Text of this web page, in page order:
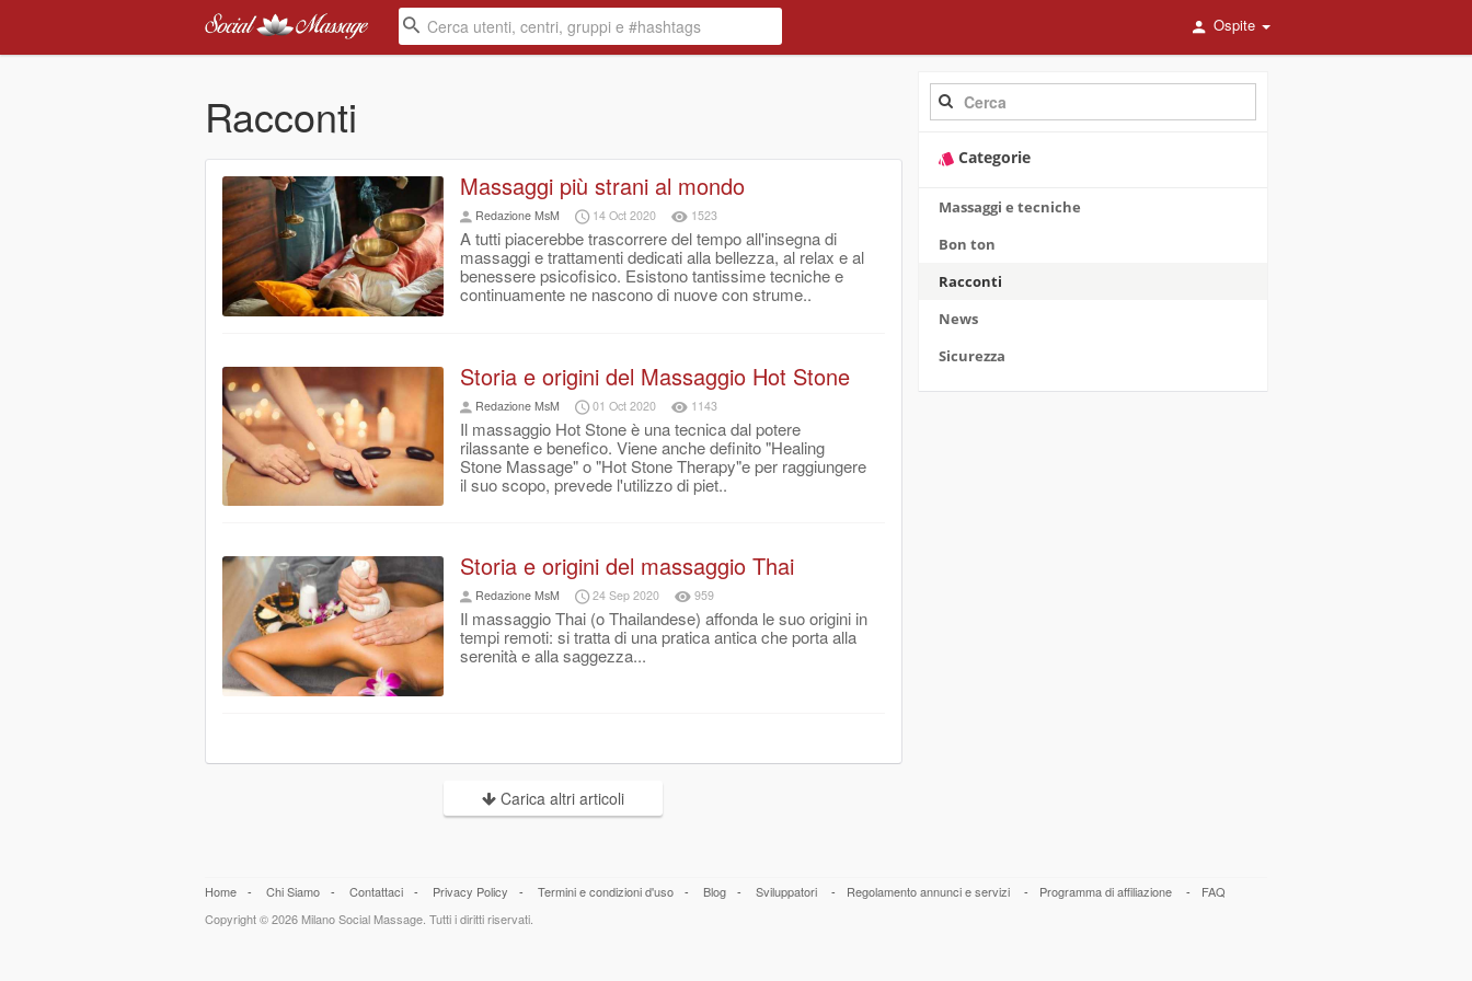
Ospite
Racconti
Massaggi più strani al mondo
Redazione MsM 14 Oct 2020 1523
A tutti piacerebbe trascorrere del tempo all'insegna di
massaggi e trattamenti dedicati alla bellezza, al relax e al
benessere psicofisico. Esistono tantissime tecniche e
continuamente ne nascono di nuove con strume..
Storia e origini del Massaggio Hot Stone
Redazione MsM 01 Oct 2020 1143
Il massaggio Hot Stone è una tecnica dal potere
rilassante e benefico. Viene anche definito "Healing
Stone Massage" o "Hot Stone Therapy"e per raggiungere
il suo scopo, prevede l'utilizzo di piet..
Storia e origini del massaggio Thai
Redazione MsM 24 Sep 2020 959
Il massaggio Thai (o Thailandese) affonda le suo origini in
tempi remoti: si tratta di una pratica antica che porta alla
serenità e alla saggezza...
Carica altri articoli
Categorie
Massaggi e tecniche
Bon ton
Racconti
News
Sicurezza
Home - Chi Siamo - Contattaci - Privacy Policy - Termini e condizioni d'uso - Blog - Sviluppatori - Regolamento annunci e servizi - Programma di affiliazione -
FAQ
Copyright © 2026 Milano Social Massage. Tutti i diritti riservati.